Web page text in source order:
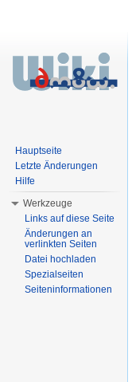
Hauptseite
Letzte Änderungen
Hilfe
Werkzeuge
Links auf diese Seite
Änderungen an
verlinkten Seiten
Datei hochladen
Spezialseiten
Seiteninformationen